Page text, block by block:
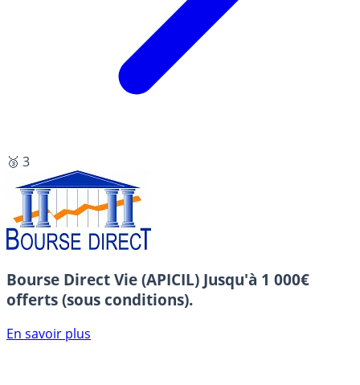
🥉 3
Bourse Direct Vie (APICIL) Jusqu'à 1 000€
offerts (sous conditions).
En savoir plus